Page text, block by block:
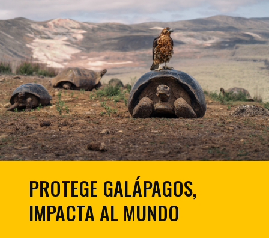
PROTEGE GALÁPAGOS,
IMPACTA AL MUNDO